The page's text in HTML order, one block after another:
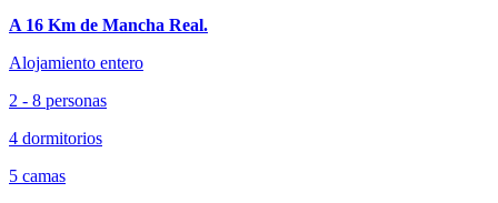
A 16 Km de Mancha Real.
Alojamiento entero
2 - 8 personas
4 dormitorios
5 camas